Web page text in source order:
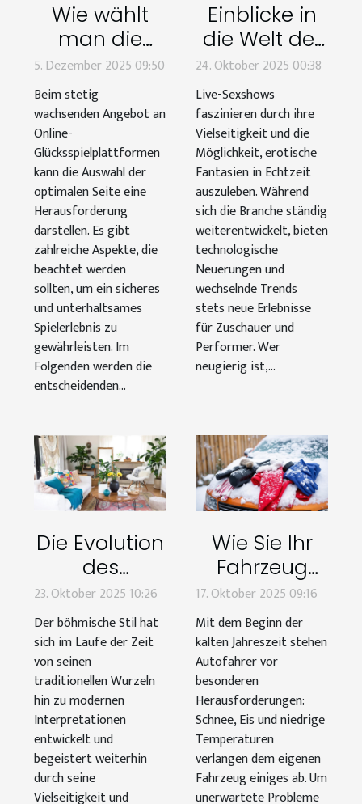
Wie wählt
man die
beste
Plattform für
Online-
Glücksspiele
aus?
5. Dezember 2025 09:50
Beim stetig
wachsenden Angebot an
Online-
Glücksspielplattformen
kann die Auswahl der
optimalen Seite eine
Herausforderung
darstellen. Es gibt
zahlreiche Aspekte, die
beachtet werden
sollten, um ein sicheres
und unterhaltsames
Spielerlebnis zu
gewährleisten. Im
Folgenden werden die
entscheidenden...
Einblicke in
die Welt der
Live-
Sexshows:
Trends und
Tipps
24. Oktober 2025 00:38
Live-Sexshows
faszinieren durch ihre
Vielseitigkeit und die
Möglichkeit, erotische
Fantasien in Echtzeit
auszuleben. Während
sich die Branche ständig
weiterentwickelt, bieten
technologische
Neuerungen und
wechselnde Trends
stets neue Erlebnisse
für Zuschauer und
Performer. Wer
neugierig ist,...
Die Evolution
des
böhmischen
Stils: Von
traditionell
bis modern
23. Oktober 2025 10:26
Der böhmische Stil hat
sich im Laufe der Zeit
von seinen
traditionellen Wurzeln
hin zu modernen
Interpretationen
entwickelt und
begeistert weiterhin
durch seine
Vielseitigkeit und
Wie Sie Ihr
Fahrzeug
optimal für
den Winter
vorbereiten
17. Oktober 2025 09:16
Mit dem Beginn der
kalten Jahreszeit stehen
Autofahrer vor
besonderen
Herausforderungen:
Schnee, Eis und niedrige
Temperaturen
verlangen dem eigenen
Fahrzeug einiges ab. Um
unerwartete Probleme